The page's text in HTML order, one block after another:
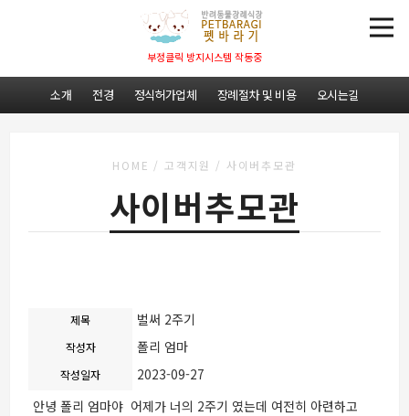
부정클릭 방지시스템 작동중
소개 전경 정식허가업체 장례절차 및 비용 오시는길
HOME /고객지원 / 사이버추모관
사이버추모관
제목 벌써 2주기
작성자 폴리 엄마
작성일자
2023-09-27
안녕 폴리 엄마야 어제가 너의 2주기 였는데 여전히 아련하고